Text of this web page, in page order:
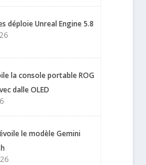
déploie Unreal Engine 5.8
la console portable ROG
dalle OLED
le modèle Gemini